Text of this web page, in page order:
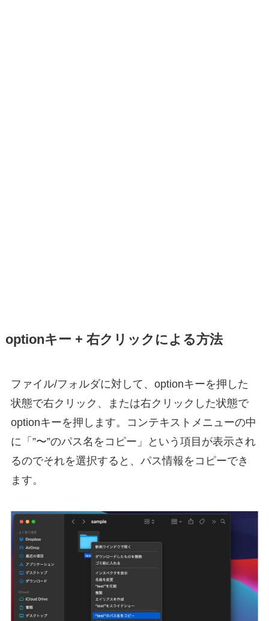
optionキー + 右クリックによる方法
ファイル/フォルダに対して、optionキーを押した
状態で右クリック、または右クリックした状態で
optionキーを押します。コンテキストメニューの中
に「”〜”のパス名をコピー」という項目が表示され
るのでそれを選択すると、パス情報をコピーでき
ます。